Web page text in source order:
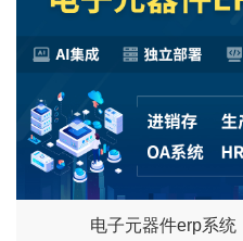
电子元器件erp系统